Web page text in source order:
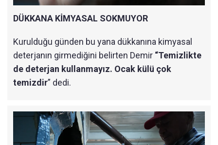
DÜKKANA KİMYASAL SOKMUYOR
Kurulduğu günden bu yana dükkanına kimyasal
deterjanın girmediğini belirten Demir “Temizlikte
de deterjan kullanmayız. Ocak külü çok
temizdir” dedi.